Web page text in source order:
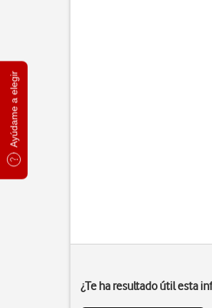
Ayúdame a elegir
¿Te ha resultado útil esta